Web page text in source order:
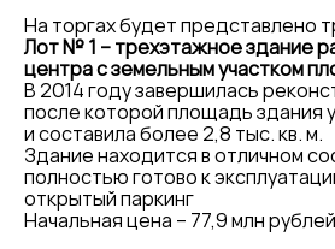
На торгах будет представлено
Лот № 1 – трехэтажное здание
центра с земельным участком
В 2014 году завершилась
после которой площадь здания
и составила более 2,8 тыс. кв. м.
Здание находится в отличном
полностью готово к
открытый паркинг
Начальная цена – 77,9 млн